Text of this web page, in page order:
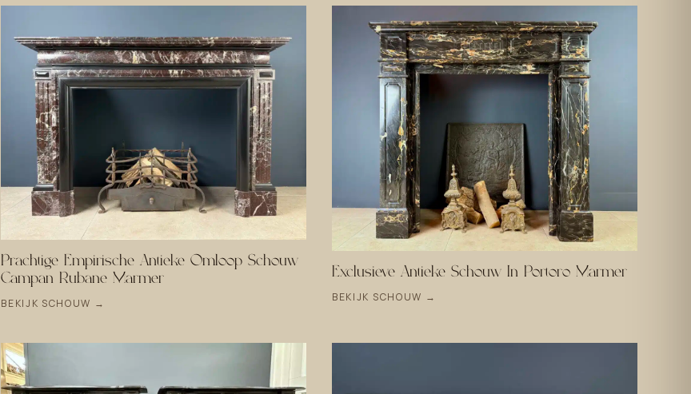
Prachtige Empirische Antieke Omloop Schouw
Campan Rubané Marmer
BEKIJK SCHOUW →
Exclusieve Antieke Schouw In Portoro Marmer
BEKIJK SCHOUW →